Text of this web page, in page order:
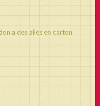
a des ailes en carton